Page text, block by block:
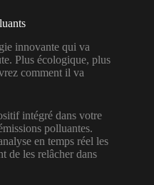
innovante qui va
Plus écologique, plus
comment il va
intégré dans votre
polluantes.
en temps réel les
de les relâcher dans